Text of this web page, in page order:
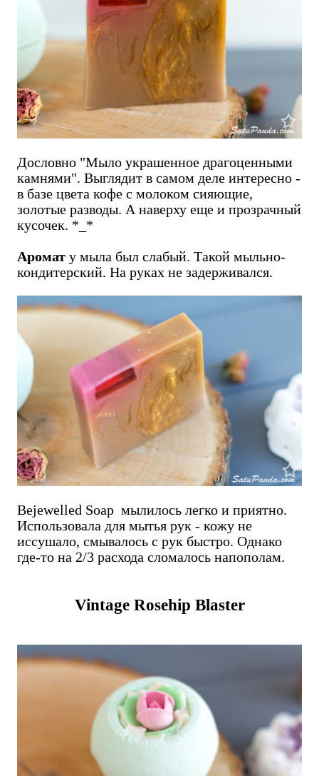
Дословно "Мыло украшенное драгоценными
камнями". Выглядит в самом деле интересно -
в базе цвета кофе с молоком сияющие,
золотые разводы. А наверху еще и прозрачный
кусочек. *_*
Аромат у мыла был слабый. Такой мыльно-
кондитерский. На руках не задерживался.
Bejewelled Soap мылилось легко и приятно.
Использовала для мытья рук - кожу не
иссушало, смывалось с рук быстро. Однако
где-то на 2/3 расхода сломалось напополам.
Vintage Rosehip Blaster